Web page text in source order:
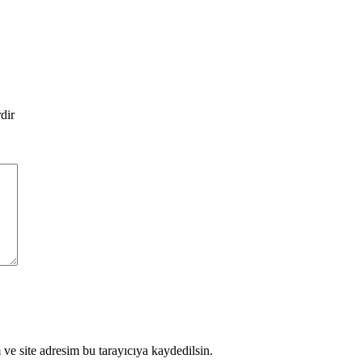
site adresim bu tarayıcıya kaydedilsin.